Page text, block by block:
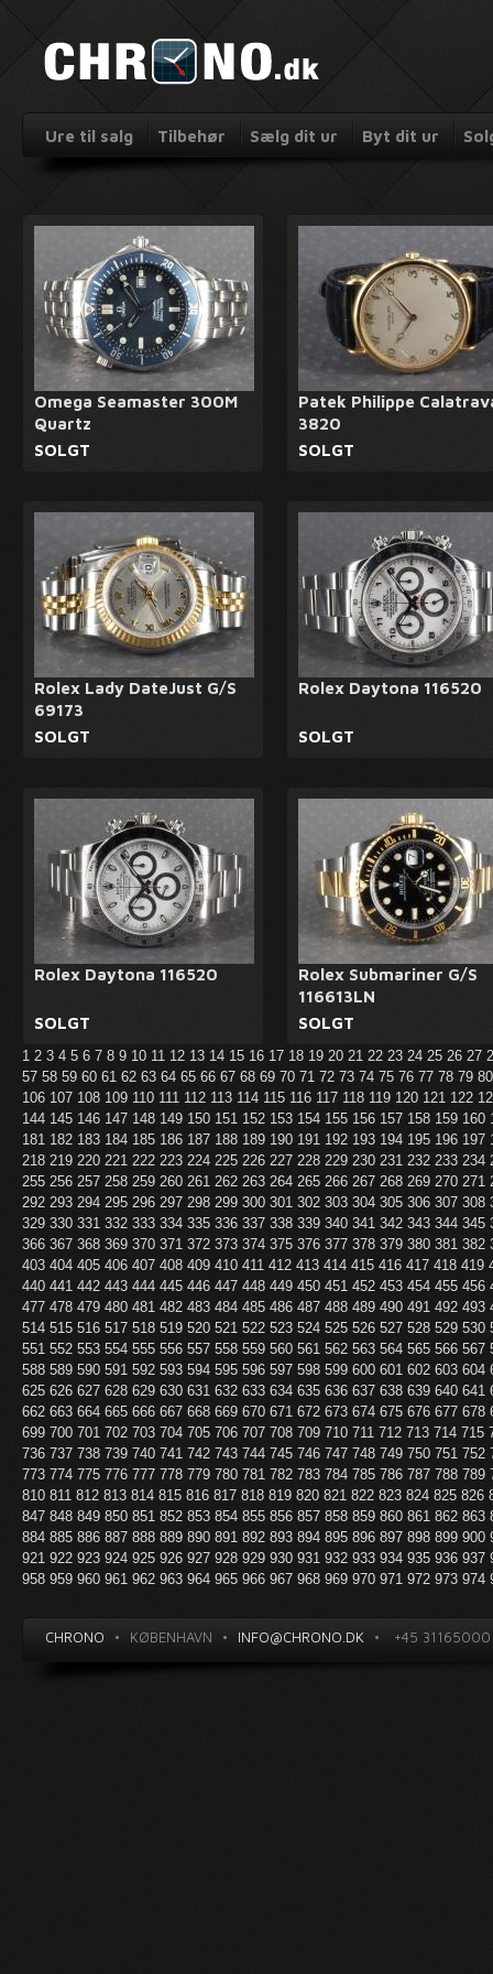
Ure til salg Tilbehør Sælg dit ur Byt dit ur
Omega Seamaster 300M
Quartz
SOLGT
Patek Philippe
3820
SOLGT
Rolex Lady DateJust G/S
69173
SOLGT
Rolex Daytona 116520
SOLGT
Rolex Daytona 116520
SOLGT
Rolex Submariner G/S
116613LN
SOLGT
1 2 3 4 5 6 7 8 9 10 11 12 13 14 15 16 17 18 19 20 21 22 23 24 25 26 27
57 58 59 60 61 62 63 64 65 66 67 68 69 70 71 72 73 74 75 76 77 78 79
106 107 108 109 110 111 112 113 114 115 116 117 118 119 120 121 122
144 145 146 147 148 149 150 151 152 153 154 155 156 157 158 159 160
181 182 183 184 185 186 187 188 189 190 191 192 193 194 195 196 197
218 219 220 221 222 223 224 225 226 227 228 229 230 231 232 233 234
255 256 257 258 259 260 261 262 263 264 265 266 267 268 269 270 271
292 293 294 295 296 297 298 299 300 301 302 303 304 305 306 307 308
329 330 331 332 333 334 335 336 337 338 339 340 341 342 343 344 345
366 367 368 369 370 371 372 373 374 375 376 377 378 379 380 381 382
403 404 405 406 407 408 409 410 411 412 413 414 415 416 417 418 419
440 441 442 443 444 445 446 447 448 449 450 451 452 453 454 455 456
477 478 479 480 481 482 483 484 485 486 487 488 489 490 491 492 493
514 515 516 517 518 519 520 521 522 523 524 525 526 527 528 529 530
551 552 553 554 555 556 557 558 559 560 561 562 563 564 565 566 567
588 589 590 591 592 593 594 595 596 597 598 599 600 601 602 603 604
625 626 627 628 629 630 631 632 633 634 635 636 637 638 639 640 641
662 663 664 665 666 667 668 669 670 671 672 673 674 675 676 677 678
699 700 701 702 703 704 705 706 707 708 709 710 711 712 713 714 715
736 737 738 739 740 741 742 743 744 745 746 747 748 749 750 751 752
773 774 775 776 777 778 779 780 781 782 783 784 785 786 787 788 789
810 811 812 813 814 815 816 817 818 819 820 821 822 823 824 825 826
847 848 849 850 851 852 853 854 855 856 857 858 859 860 861 862 863
884 885 886 887 888 889 890 891 892 893 894 895 896 897 898 899 900
921 922 923 924 925 926 927 928 929 930 931 932 933 934 935 936 937
958 959 960 961 962 963 964 965 966 967 968 969 970 971 972 973 974
CHRONO • KØBENHAVN • INFO@CHRONO.DK • +45 31165000